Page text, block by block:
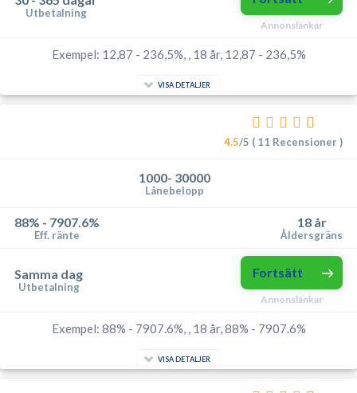
Utbetalning
Annonslänkar
Exempel: 12,87 - 236,5%, , 18 år, 12,87 - 236,5%
VISA DETALJER
4.5/5 ( 11 Recensioner )
1000- 30000
Lånebelopp
88% - 7907.6%
Eff. ränte
18 år
Åldersgräns
Samma dag
Utbetalning
Fortsätt
Annonslänkar
Exempel: 88% - 7907.6%, , 18 år, 88% - 7907.6%
VISA DETALJER